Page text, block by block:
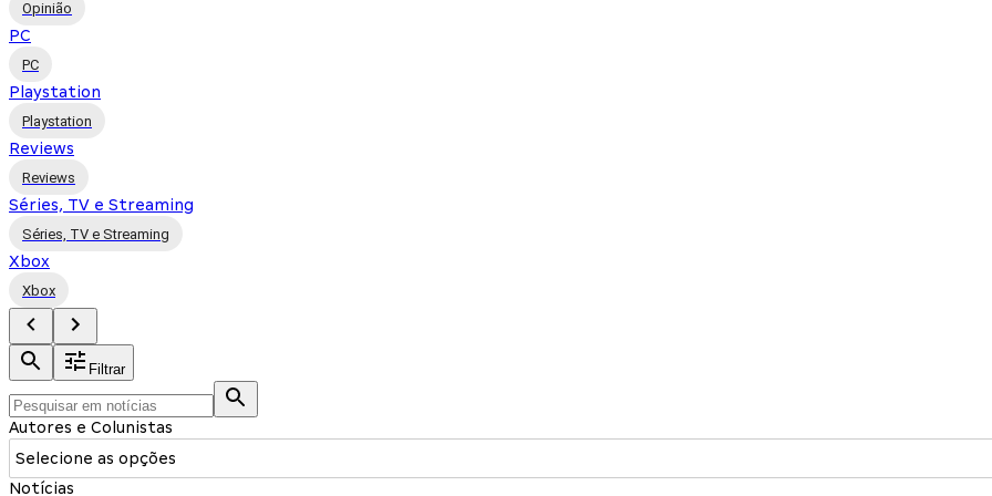
Opinião
PC
PC
Playstation
Playstation
Reviews
Reviews
Séries, TV e Streaming
Séries, TV e Streaming
Xbox
Xbox
Filtrar
Autores e Colunistas
Selecione as opções
Notícias